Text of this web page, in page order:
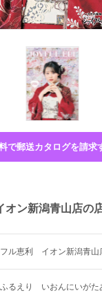
で郵送カタログを請求
ン新潟青山店の
ル恵利　イオン新潟青山
るえり　いおんにいがた